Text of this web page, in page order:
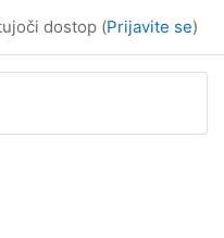
dostop (Prijavite se)